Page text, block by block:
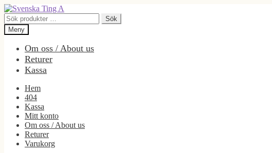
Hoppa
till
navigering
Hoppa
till
innehåll
Sök
efter:
Sök
Meny
Om oss / About us
Returer
Kassa
Hem
404
Kassa
Mitt konto
Om oss / About us
Returer
Varukorg